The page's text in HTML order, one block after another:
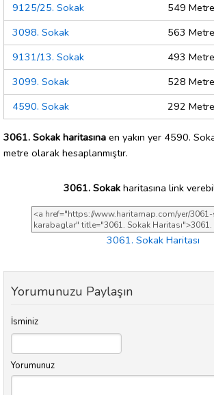
9125/25. Sokak
549 Metre
3098. Sokak
563 Metre
9131/13. Sokak
493 Metre
3099. Sokak
528 Metre
4590. Sokak
292 Metre
3061. Sokak haritasına en yakın yer 4590.
metre olarak hesaplanmıştır.
3061. Sokak haritasına link
3061. Sokak Haritası
Yorumunuzu Paylaşın
İsminiz
Yorumunuz